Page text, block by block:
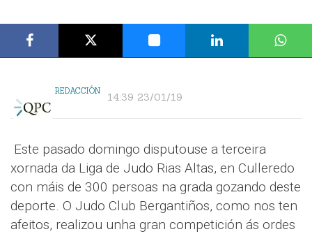
REDACCIÓN 14:39 23/01/19
Este pasado domingo disputouse a terceira
xornada da Liga de Judo Rias Altas, en Culleredo
con máis de 300 persoas na grada gozando deste
deporte. O Judo Club Bergantiños, como nos ten
afeitos, realizou unha gran competición ás ordes